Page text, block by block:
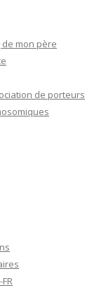
de mon père
de porteurs